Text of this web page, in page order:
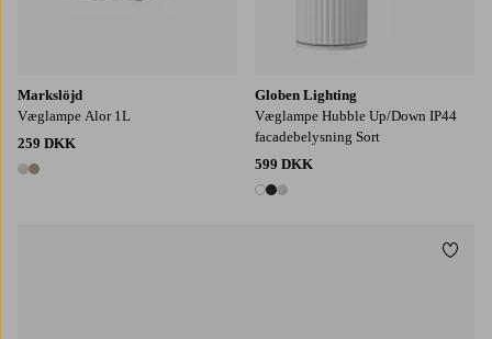
Markslöjd
Væglampe Alor 1L
259 DKK
2 farver
Globen Lighting
Væglampe Hubble Up/Down IP44
facadebelysning Sort
599 DKK
3 farver